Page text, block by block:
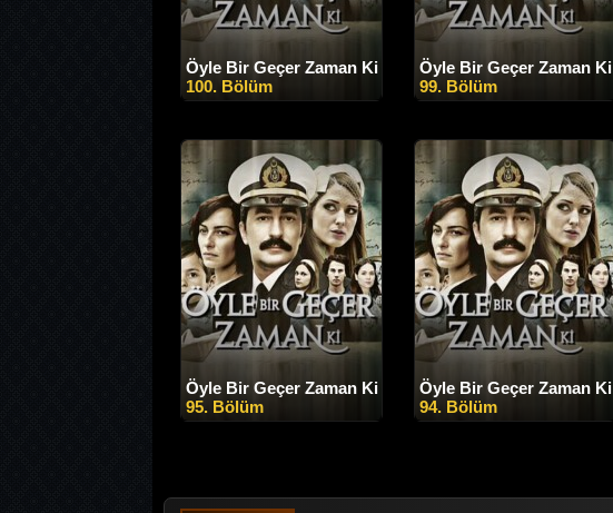
Öyle Bir Geçer Zaman Ki
100. Bölüm
Öyle Bir Geçer Zaman Ki
99. Bölüm
Öyle Bir Geçer Zaman Ki
95. Bölüm
Öyle Bir Geçer Zaman Ki
94. Bölüm